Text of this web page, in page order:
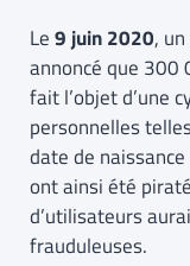
Le9 juin 2020,
annoncé que 300
fait l’objet d’une
personnelles
date de
ont ainsi été
d’utilisateurs
frauduleuses.